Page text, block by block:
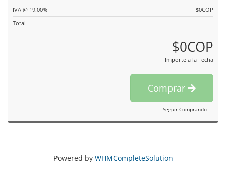
IVA @ 19.00%
$0COP
Total
$0COP
Importe a la Fecha
Comprar
Seguir Comprando
Powered by WHMCompleteSolution